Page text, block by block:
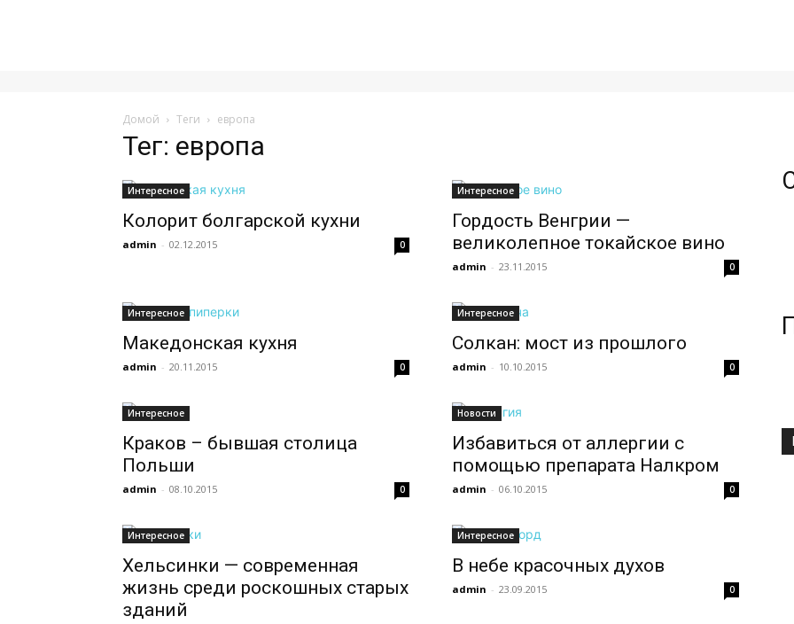
Домой Теги европа
Тег: европа
Интересное
Колорит болгарской кухни
admin - 02.12.2015 0
Интересное
Гордость Венгрии —
великолепное токайское вино
admin - 23.11.2015 0
Интересное
Македонская кухня
admin - 20.11.2015 0
Интересное
Солкан: мост из прошлого
admin - 10.10.2015 0
Интересное
Краков – бывшая столица
Польши
admin - 08.10.2015 0
Новости
Избавиться от аллергии с
помощью препарата Налкром
admin - 06.10.2015 0
Интересное
Хельсинки — современная
жизнь среди роскошных старых
зданий
Интересное
В небе красочных духов
admin - 23.09.2015 0